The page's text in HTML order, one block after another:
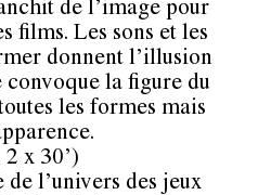
de l’image pour
films. Les sons et les
donnent l’illusion
convoque la figure du
les formes mais
x 30’)
de l’univers des jeux